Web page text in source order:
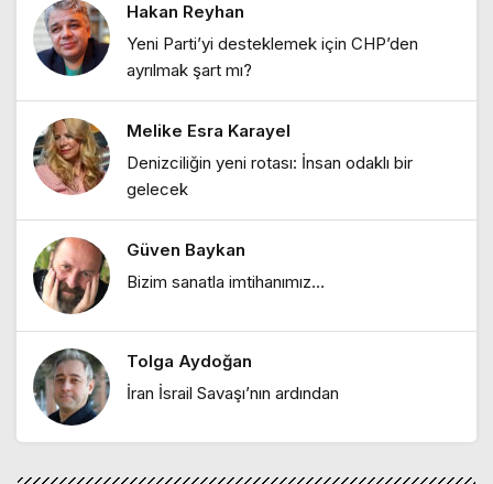
Ebru Bozcuk
"Bir zamanlar İstanbul: Eski İstanbul
meyhaneleri"
Ebru Bozcuk
"Lilith efsanesi"
Ebru Bozcuk
Hakan Reyhan
Yeni Parti’yi desteklemek için CHP’den
ayrılmak şart mı?
Melike Esra Karayel
Denizciliğin yeni rotası: İnsan odaklı bir
gelecek
Güven Baykan
Bizim sanatla imtihanımız…
Tolga Aydoğan
İran İsrail Savaşı’nın ardından